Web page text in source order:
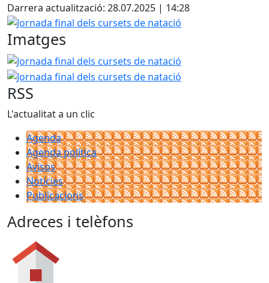
Darrera actualització: 28.07.2025 | 14:28
Jornada final dels cursets de natació
Imatges
Jornada final dels cursets de natació
RSS
L'actualitat a un clic
Agenda
Agenda política
Avisos
Notícies
Publicacions
Adreces i telèfons